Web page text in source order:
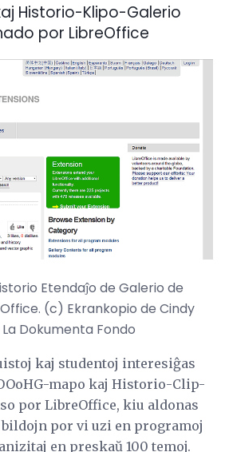
Historio-Klipo-Galerio
por LibreOffice
Etendaĵo de Galerio de
(c) Ekrankopio de Cindy
Dokumenta Fondo
kaj studentoj interesiĝas
mapo kaj Historio-Clip-
por LibreOffice, kiu aldonas
por vi uzi en programoj
en preskaŭ 100 temoj.